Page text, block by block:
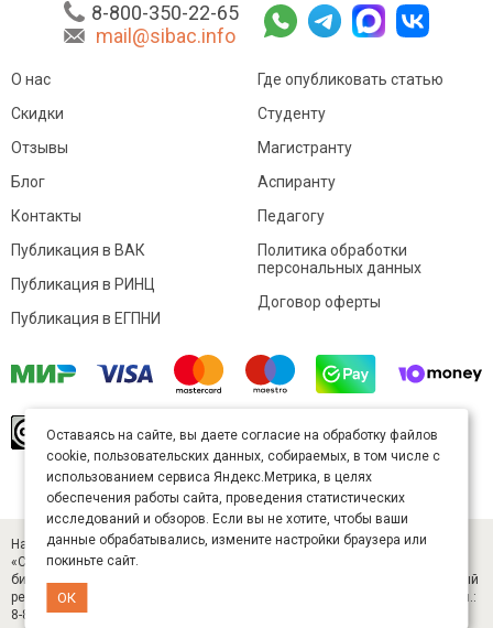
8-800-350-22-65
mail@sibac.info
О нас
Скидки
Отзывы
Блог
Контакты
Где опубликовать статью
Студенту
Магистранту
Аспиранту
Педагогу
Публикация в ВАК
Публикация в РИНЦ
Публикация в ЕГПНИ
Политика обработки
персональных данных
Договор оферты
произведение доступно полицензии Creative
Commons «Attribution» («Атрибуция») 4.0
Непортированная.
Карта сайта
Научный журнал «Студенческий» (ISSN 2541-9412). Издатель — ООО
«СибАК» (ИНН 5402054157). Размещается в Научной электронной
библиотеке eLIBRARY.RU (договор № 445-11/2019 от 05.11.2019). Главный
редактор — Старченко И. Б., д-р техн. наук. E-mail: student@sibac.info, тел.:
8-800-350-22-65.
Оставаясь на сайте, вы даете согласие на обработку файлов
cookie, пользовательских данных, собираемых, в том числе с
использованием сервиса Яндекс.Метрика, в целях
обеспечения работы сайта, проведения статистических
исследований и обзоров. Если вы не хотите, чтобы ваши
данные обрабатывались, измените настройки браузера или
покиньте сайт.
ОК